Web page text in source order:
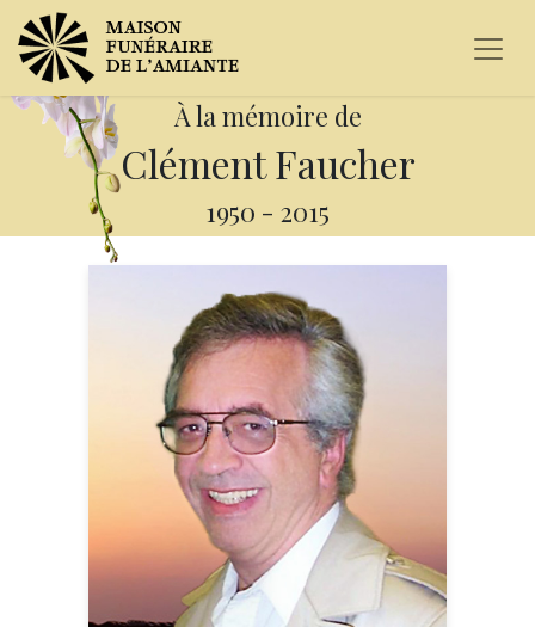
À la mémoire de
Clément Faucher
1950 - 2015